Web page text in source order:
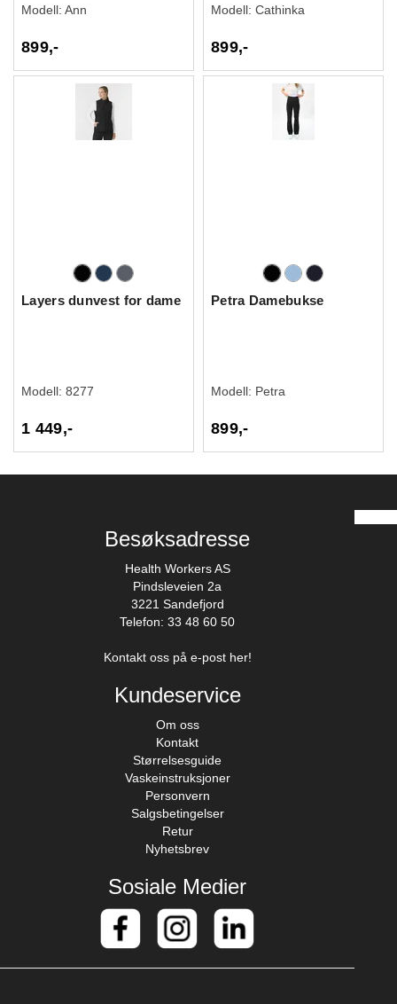
Modell: Ann
899,-
Modell: Cathinka
899,-
Layers dunvest for dame
Modell: 8277
1 449,-
Petra Damebukse
Modell: Petra
899,-
Besøksadresse
Health Workers AS
Pindsleveien 2a
3221 Sandefjord
Telefon: 33 48 60 50
Kontakt oss på e-post her!
Kundeservice
Om oss
Kontakt
Størrelsesguide
Vaskeinstruksjoner
Personvern
Salgsbetingelser
Retur
Nyhetsbrev
Sosiale Medier